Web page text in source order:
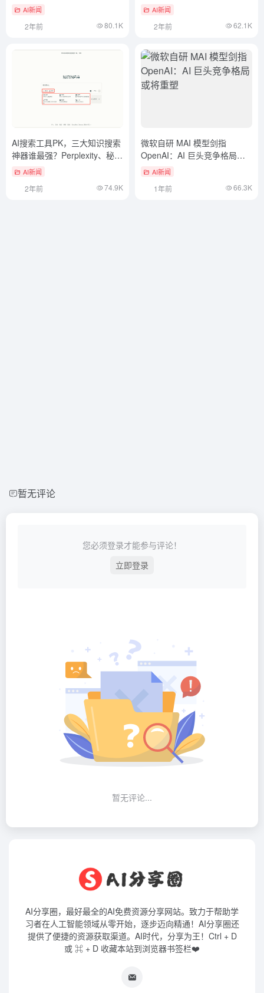
AI新闻
2年前 80.1K
AI新闻
2年前 62.1K
AI搜索工具PK，三大知识搜索
神器谁最强？Perplexity、秘
塔、Felo深度对比
AI新闻
2年前 74.9K
微软自研 MAI 模型剑指
OpenAI：AI 巨头竞争格局或
将重塑
AI新闻
1年前 66.3K
暂无评论
您必须登录才能参与评论！
立即登录
暂无评论...
AI分享圈，最好最全的AI免费资源分享网站。致力于帮助学
习者在人工智能领域从零开始，逐步迈向精通！AI分享圈还
提供了便捷的资源获取渠道。AI时代，分享为王！Ctrl + D
或 ⌘ + D 收藏本站到浏览器书签栏❤️